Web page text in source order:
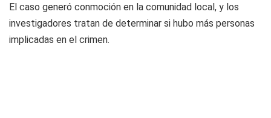
El caso generó conmoción en la comunidad local, y los
investigadores tratan de determinar si hubo más personas
implicadas en el crimen.